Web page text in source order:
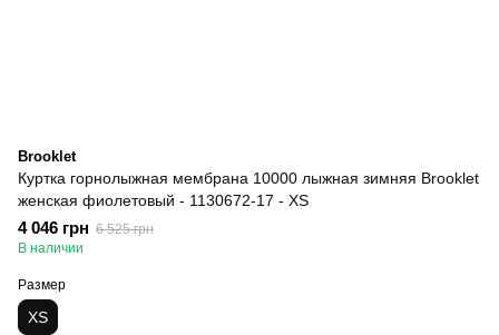
Brooklet
Куртка горнолыжная мембрана 10000 лыжная зимняя Brooklet
женская фиолетовый - 1130672-17 - XS
4 046 грн 6 525 грн
В наличии
Размер
XS